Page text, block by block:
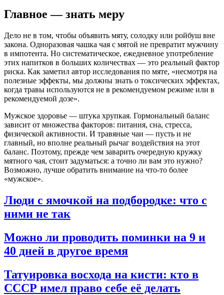
Главное — знать меру
Дело не в том, чтобы объявить мяту, солодку или ройбуш вне
закона. Одноразовая чашка чая с мятой не превратит мужчину
в импотента. Но систематическое, ежедневное употребление
этих напитков в больших количествах — это реальный фактор
риска. Как заметил автор исследования по мяте, «несмотря на
полезные эффекты, мы должны знать о токсических эффектах,
когда травы используются не в рекомендуемом режиме или в
рекомендуемой дозе».
Мужское здоровье — штука хрупкая. Гормональный баланс
зависит от множества факторов: питания, сна, стресса,
физической активности. И травяные чаи — пусть и не
главный, но вполне реальный рычаг воздействия на этот
баланс. Поэтому, прежде чем заварить очередную кружку
мятного чая, стоит задуматься: а точно ли вам это нужно?
Возможно, лучше обратить внимание на что-то более
«мужское».
Люди с ямочкой на подбородке: что с
ними не так
Можно ли проводить поминки на 9 и
40 дней в другое время
Татуировка восхода на кисти: кто в
СССР имел право себе её делать